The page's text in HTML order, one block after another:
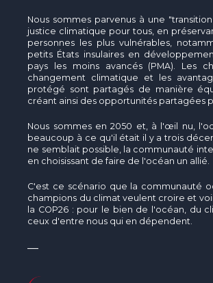
Nous sommes parvenus à une
justice climatique pour tous, en
personnes les plus vulnérables,
petits États insulaires en
pays les moins avancés (PMA). Les
changement climatique et les
protégé sont partagés de manière
créant ainsi des opportunités partagées
Nous sommes en 2050 et, à l'œil nu,
beaucoup à ce qu'il était il y a trois
ne semblait possible, la communauté
en choisissant de faire de l'océan un allié.
C'est ce scénario que la communauté
champions du climat veulent croire et
la COP26 : pour le bien de l'océan, du
ceux d'entre nous qui en dépendent.
—